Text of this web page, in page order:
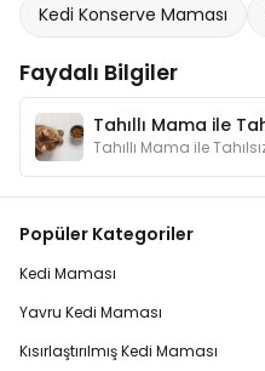
Kedi Konserve Maması
Faydalı Bilgiler
Popüler Kategoriler
Kedi Maması
Yavru Kedi Maması
Kısırlaştırılmış Kedi Maması